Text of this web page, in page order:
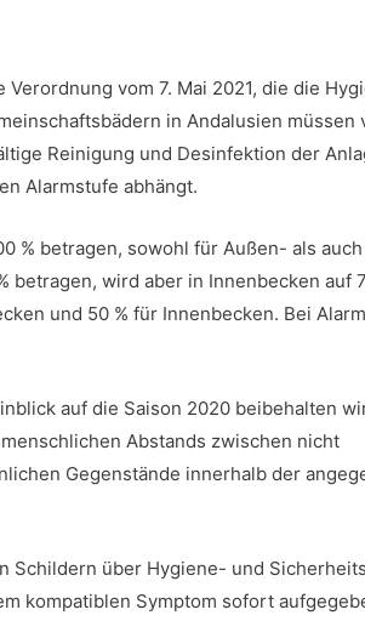
vom 7. Mai 2021, die die
in Andalusien müssen
Reinigung und Desinfektion der
Alarmstufe abhängt.
% betragen, sowohl für Außen- als
betragen, wird aber in Innenbecken auf
und 50 % für Innenbecken. Bei
auf die Saison 2020 beibehalten
Abstands zwischen nicht
Gegenstände innerhalb der
Schildern über Hygiene- und
kompatiblen Symptom sofort